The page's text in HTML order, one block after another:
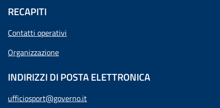
RECAPITI
Contatti operativi
Organizzazione
INDIRIZZI DI POSTA ELETTRONICA
ufficiosport@governo.it